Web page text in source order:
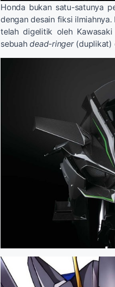
Honda bukan satu-satunya
dengan desain fiksi
telah digelitik oleh Kawasaki
sebuahdead-ringer(duplikat)